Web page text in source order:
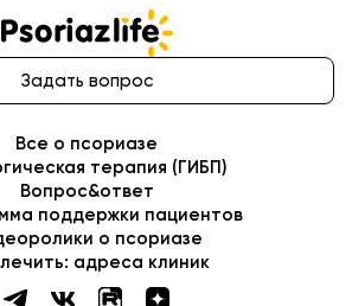
Задать вопрос
Все о псориазе
терапия (ГИБП)
Вопрос&ответ
поддержки пациентов
о псориазе
лечить: адреса клиник